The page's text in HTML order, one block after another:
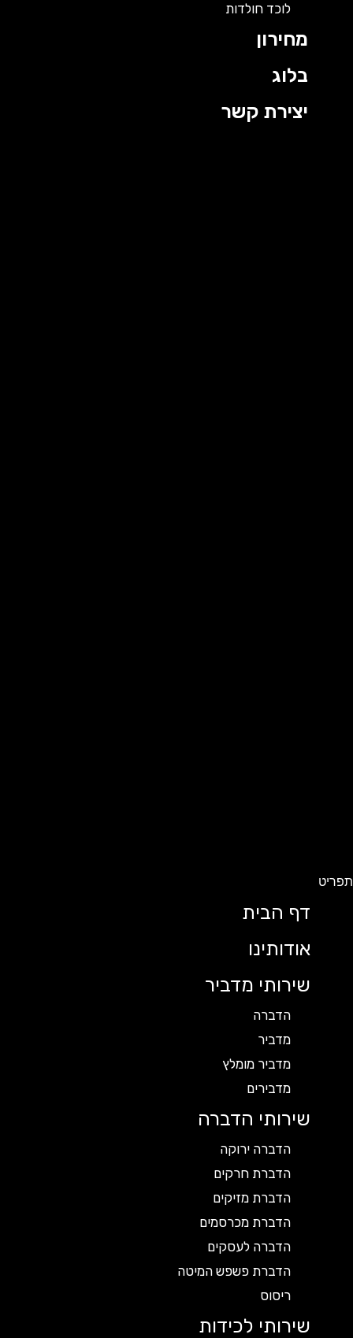
לוכד חולדות
מחירון
בלוג
יצירת קשר
תפריט
דף הבית
אודותינו
שירותי מדביר
הדברה
מדביר
מדביר מומלץ
מדבירים
שירותי הדברה
הדברה ירוקה
הדברת חרקים
הדברת מזיקים
הדברת מכרסמים
הדברה לעסקים
הדברת פשפש המיטה
ריסוס
שירותי לכידות